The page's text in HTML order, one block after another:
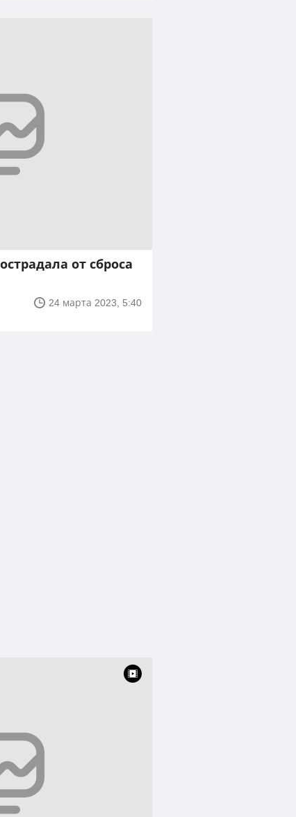
от сброса
24 марта 2023, 5:40